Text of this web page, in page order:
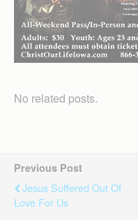
No related posts.
Previous Post
Jesus Suffered Out Of
Love For Us